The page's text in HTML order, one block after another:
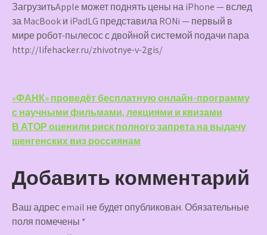
ЗагрузитьApple может поднять цены на iPhone — вслед
за MacBook и iPadLG представила RONi — первый в
мире робот-пылесос с двойной системой подачи пара
http://lifehacker.ru/zhivotnye-v-2gis/
Навигация
по
записям
«ФАНК» проведёт бесплатную онлайн-программу
с научными фильмами, лекциями и квизами
В АТОР оценили риск полного запрета на выдачу
шенгенских виз россиянам
Добавить комментарий
Ваш адрес email не будет опубликован.Обязательные
поля помечены *